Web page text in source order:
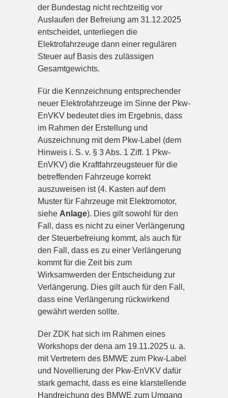
der Bundestag nicht rechtzeitig vor
Auslaufen der Befreiung am 31.12.2025
entscheidet, unterliegen die
Elektrofahrzeuge dann einer regulären
Steuer auf Basis des zulässigen
Gesamtgewichts.
Für die Kennzeichnung entsprechender
neuer Elektrofahrzeuge im Sinne der Pkw-
EnVKV bedeutet dies im Ergebnis, dass
im Rahmen der Erstellung und
Auszeichnung mit dem Pkw-Label (dem
Hinweis i. S. v. § 3 Abs. 1 Ziff. 1 Pkw-
EnVKV) die Kraftfahrzeugsteuer für die
betreffenden Fahrzeuge korrekt
auszuweisen ist (4. Kasten auf dem
Muster für Fahrzeuge mit Elektromotor,
siehe Anlage). Dies gilt sowohl für den
Fall, dass es nicht zu einer Verlängerung
der Steuerbefreiung kommt, als auch für
den Fall, dass es zu einer Verlängerung
kommt für die Zeit bis zum
Wirksamwerden der Entscheidung zur
Verlängerung. Dies gilt auch für den Fall,
dass eine Verlängerung rückwirkend
gewährt werden sollte.
Der ZDK hat sich im Rahmen eines
Workshops der dena am 19.11.2025 u. a.
mit Vertretern des BMWE zum Pkw-Label
und Novellierung der Pkw-EnVKV dafür
stark gemacht, dass es eine klarstellende
Handreichung des BMWE zum Umgang